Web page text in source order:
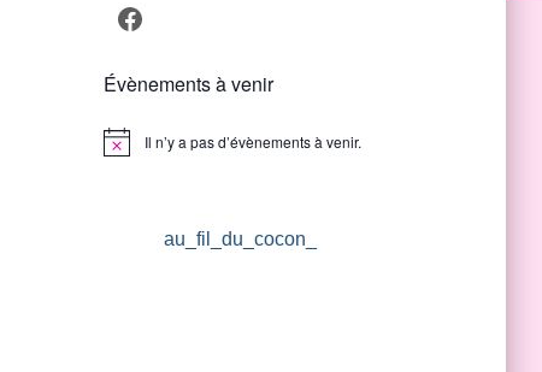
Facebook
Évènements à venir
Notice Il n’y a pas d’évènements à venir.
au_fil_du_cocon_